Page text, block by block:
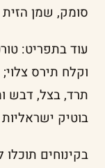
סומק, שמן הזית של
עוד בתפריט:
וקלח תירס
תרד, בצל, דבש
בוטיק ישראליות (73-280
בקינוחים